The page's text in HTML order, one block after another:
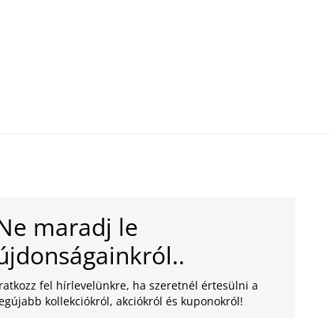
maradj le
fel hírlevelünkre, ha szeretnél értesülni a
kollekciókról, akciókról és kuponokról!